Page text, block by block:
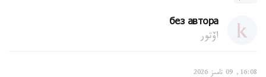
без автора
اۆتور
16:08, 09 تامىز 2026